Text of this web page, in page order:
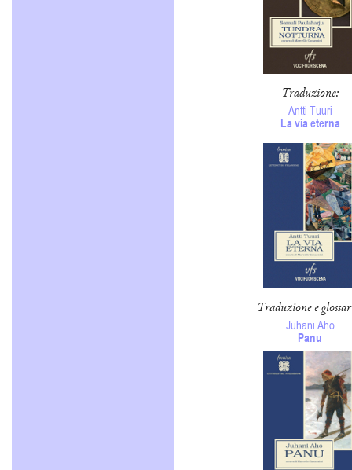
Traduzione:
Antti Tuuri
La via eterna
Traduzione e
Juhani Aho
Panu